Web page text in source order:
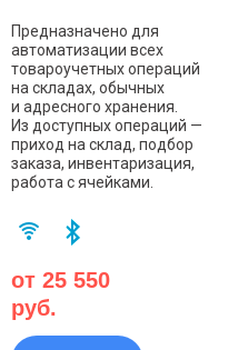
Предназначено для
автоматизации всех
товароучетных операций
на складах, обычных
и адресного хранения.
Из доступных операций —
приход на склад, подбор
заказа, инвентаризация,
работа с ячейками.
от 25 550
руб.